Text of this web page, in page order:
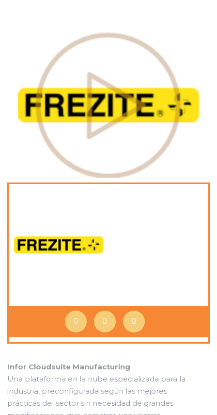
Infor Cloudsuite Manufacturing
Una plataforma en la nube especializada para la
industria, preconfigurada según las mejores
prácticas del sector sin necesidad de grandes